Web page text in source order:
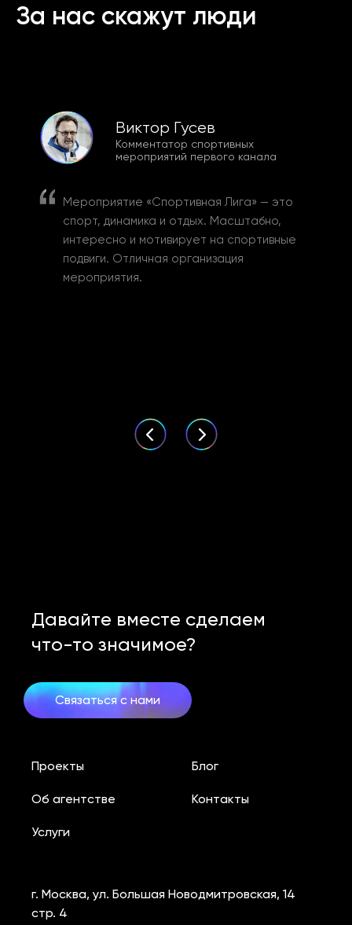
За нас скажут люди
Виктор Гусев
Комментатор спортивных
мероприятий первого канала
Мероприятие «Спортивная Лига» — это
спорт, динамика и отдых. Масштабно,
интересно и мотивирует на спортивные
подвиги. Отличная организация
мероприятия.
Давайте вместе сделаем
что-то значимое?
Связаться с нами
Проекты
Об агентстве
Услуги
Блог
Контакты
г. Москва, ул. Большая Новодмитровская, 14
стр. 4